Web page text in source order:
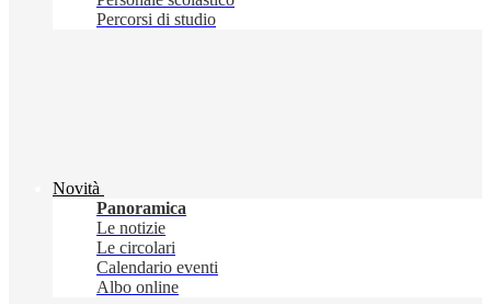
Percorsi di studio
Novità
Panoramica
Le notizie
Le circolari
Calendario eventi
Albo online